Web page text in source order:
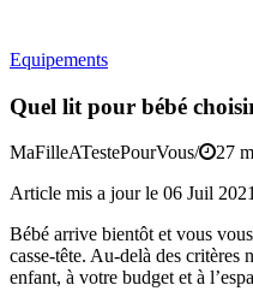
Equipements
Quel lit pour bébé
MaFilleATestePourVous/ 27
Article mis a jour le 06 Juil
Bébé arrive bientôt et vous
casse-tête. Au-delà des critères
enfant, à votre budget et à